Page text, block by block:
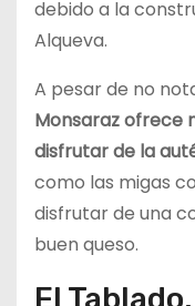
debido a la
Alqueva.
A pesar de no
Monsaraz ofrece
disfrutar de la
como las migas
disfrutar de una
buen queso.